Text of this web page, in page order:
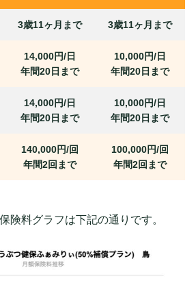
3歳11ヶ月まで 3歳11ヶ月まで
14,000円/日
年間20日まで
10,000円/日
年間20日まで
14,000円/日
年間20日まで
10,000円/日
年間20日まで
140,000円/回
年間2回まで
100,000円/回
年間2回まで
険料グラフは下記の通りです。